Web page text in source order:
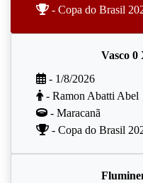
- Copa do Brasil
Vasco 0
- 1/8/2026
- Ramon Abatti Abel
- Maracanã
- Copa do Brasil